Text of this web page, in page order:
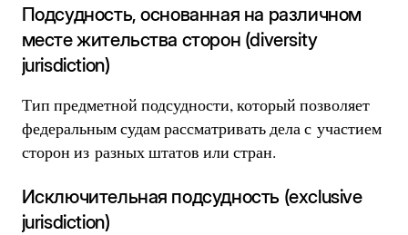
Подсудность, основанная на различном
месте жительства сторон (diversity
jurisdiction)
Тип предметной подсудности, который позволяет
федеральным судам рассматривать дела с участием
сторон из разных штатов или стран.
Исключительная подсудность (exclusive
jurisdiction)